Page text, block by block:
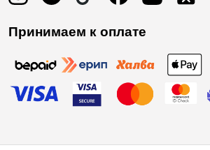
Принимаем к оплате